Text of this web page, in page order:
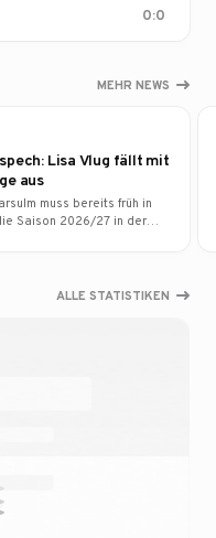
0:0
MEHR NEWS
Lisa Vlug fällt mit
aus
muss bereits früh in
Saison 2026/27 in der
Knie verletzt und wird
ALLE STATISTIKEN